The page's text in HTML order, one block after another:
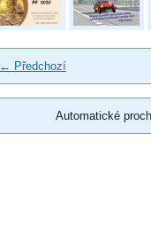
← Předchozí
Automatické